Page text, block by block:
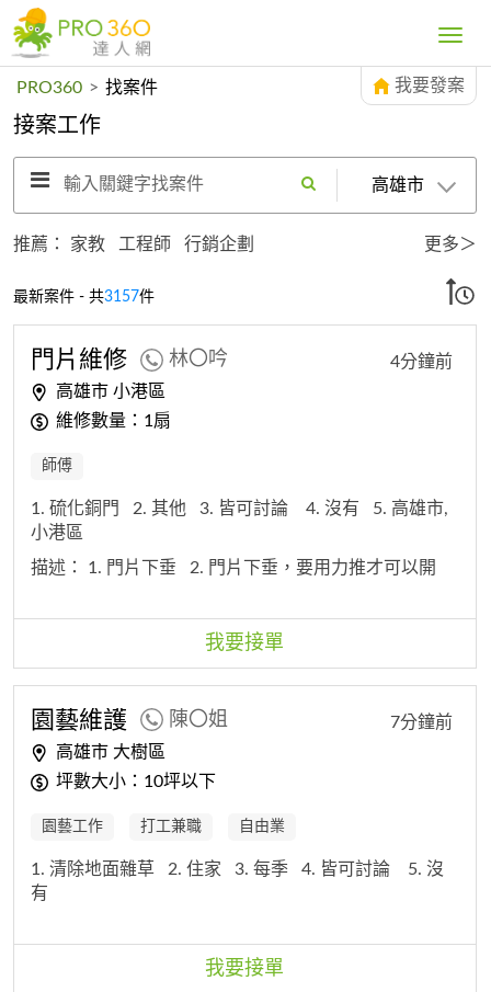
Toggle
PRO360 > 找案件 我要發案
接案工作
輸入關鍵字找案件 高雄市
推薦： 家教 工程師 行銷企劃 更多＞
最新案件 - 共3157件
門片維修 林〇吟
高雄市 小港區
維修數量：1扇
4分鐘前
師傅
1. 硫化銅門 2. 其他 3. 皆可討論 4. 沒有
5. 高雄市,
小港區
描述： 1. 門片下垂 2. 門片下垂，要用力推才可以開
我要接單
園藝維護 陳〇姐
高雄市 大樹區
坪數大小：10坪以下
7分鐘前
園藝工作 打工兼職 自由業
1. 清除地面雜草 2. 住家 3. 每季 4. 皆可討論
5. 沒
有
我要接單